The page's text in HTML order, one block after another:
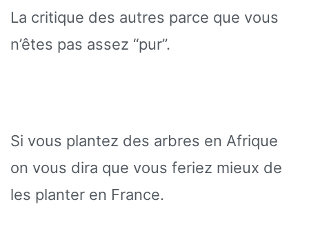
La critique des autres parce que vous
n’êtes pas assez “pur”.
Si vous plantez des arbres en Afrique
on vous dira que vous feriez mieux de
les planter en France.